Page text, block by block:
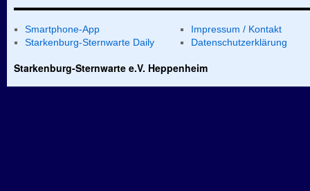
Smartphone-App
Starkenburg-Sternwarte Daily
Impressum / Kontakt
Datenschutzerklärung
Starkenburg-Sternwarte e.V. Heppenheim